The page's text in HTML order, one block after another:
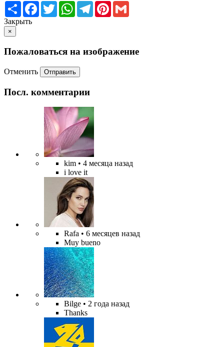
Share Facebook
TwitterWhatsApp
TelegramPinterest
Закрыть
×
Пожаловаться на изображение
Отменить Отправить
Посл. комментарии
kim • 4 месяца назад
i love it
Rafa • 6 месяцев назад
Muy bueno
Bilge • 2 года назад
Thanks